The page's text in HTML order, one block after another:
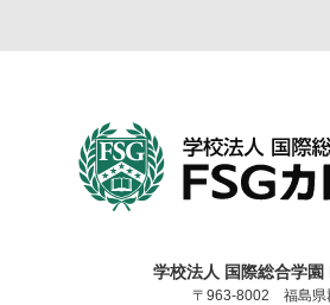
学校法人 国際総合学
〒963-8002 福島県